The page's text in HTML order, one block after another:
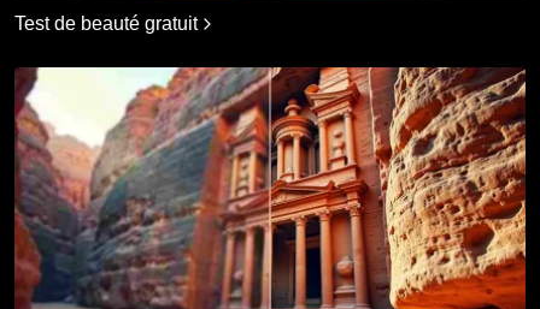
Test de beauté gratuit